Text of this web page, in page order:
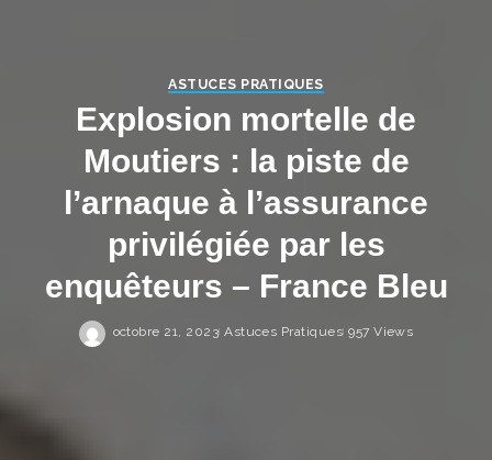
ASTUCES PRATIQUES
Explosion mortelle de
Moutiers : la piste de
l’arnaque à l’assurance
privilégiée par les
enquêteurs – France Bleu
octobre 21, 2023 Astuces Pratiques 957 Views